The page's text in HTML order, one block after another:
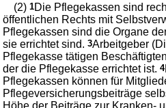
(2)1Die Pflegekassen sind
öffentlichen Rechts mit
Pflegekassen sind die Organe
sie errichtet sind.3Arbeitgeber
Pflegekasse tätigen
der die Pflegekasse errichtet ist.4
Pflegekassen können für
Pflegeversicherungsbeiträge
Höhe der Beiträge zur Kranken-